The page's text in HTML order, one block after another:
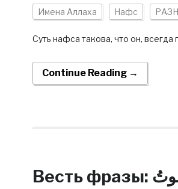
Имена Аллаха Нафс
Cуть нафса такова, что он,
Continue Reading →
Весть фразы: وَ هُوَ حَىٌّ لَا يَمُوتُ — Ва хува хаййун ля ямут — “И